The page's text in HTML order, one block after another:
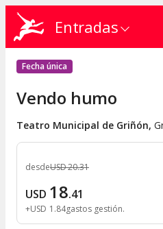
Entradas
Fecha única
Vendo humo
Teatro Municipal de Griñón,
desdeUSD20.31
USD 18.41
+USD 1 .84gastos gestión